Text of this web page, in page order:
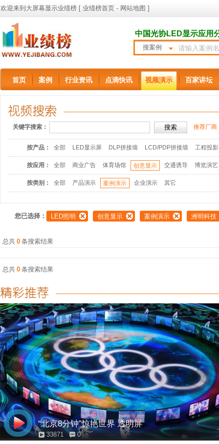
欢迎来到大屏幕显示业绩榜 [ 业绩榜首页 - 网站地图 ]
中国光协LED显示应用
搜案例
首页 案例 行业资讯 点滴快讯 视频演示 百家讲坛
关键字搜索： 推荐厂商
按产品： 全部 LED显示屏 DLP拼接墙 LCD/PDP拼接墙 工程投影
按应用： 全部 商业广告 体育场馆 创意显示 交通诱导 博览演艺
按类别： 全部 产品演示 案例演示 企业演示 其它
您已选择： LED照明 创意显示 案例演示 洲明科技
总共 0 条搜索结果
总共 0 条搜索结果
“北京8分钟”惊艳世界 透明屏
33871 0